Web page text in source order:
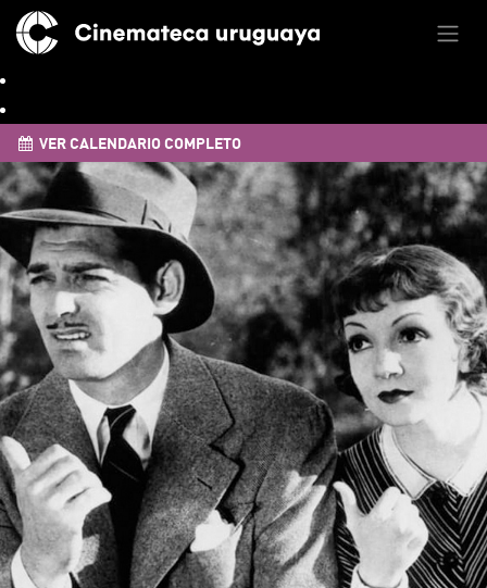
VER CALENDARIO COMPLETO